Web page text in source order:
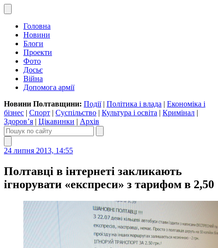
Головна
Новини
Блоги
Проекти
Фото
Досьє
Війна
Допомога армії
Новини Полтавщини: Події| Політика і влада | Економіка і
бізнес | Спорт | Суспільство | Культура і освіта | Кримінал |
Здоров’я | Цікавинки | Архів
24 липня 2013, 14:55
Полтавці в інтернеті закликають
ігнорувати «експреси» з тарифом в 2,50